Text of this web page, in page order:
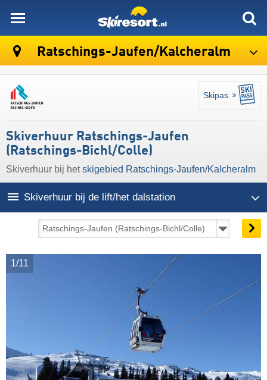
Ratschings-Jaufen/​Kalcheralm
Skipas
Skiverhuur Ratschings-Jaufen
(Ratschings-Bichl/​Colle)
Skiverhuur bij hetskigebied Ratschings-Jaufen/​Kalcheralm
Skiverhuur bij de lift/het dalstation
1/11